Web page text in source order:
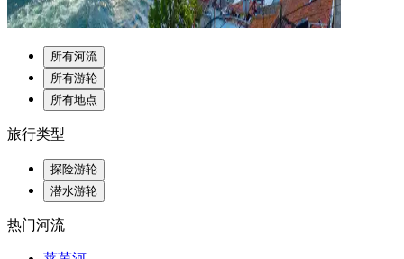
所有河流
所有游轮
所有地点
旅行类型
探险游轮
潜水游轮
热门河流